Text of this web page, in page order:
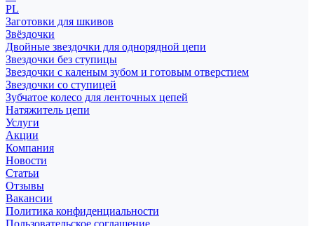
PL
Заготовки для шкивов
Звёздочки
Двойные звездочки для однорядной цепи
Звездочки без ступицы
Звездочки с каленым зубом и готовым отверстием
Звездочки со ступицей
Зубчатое колесо для ленточных цепей
Натяжитель цепи
Услуги
Акции
Компания
Новости
Статьи
Отзывы
Вакансии
Политика конфиденциальности
Пользовательское соглашение